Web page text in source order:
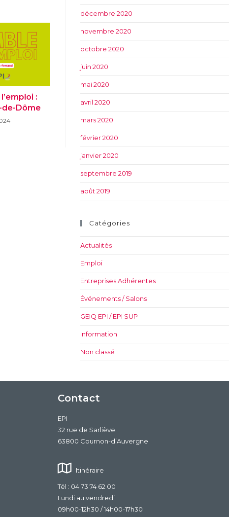
:
de-Dôme
décembre 2020
novembre 2020
octobre 2020
juin 2020
mai 2020
avril 2020
mars 2020
février 2020
janvier 2020
septembre 2019
août 2019
Catégories
Actualités
Emploi
Entreprises Adhérentes
Événements / Salons
GEIQ EPI / EPI SUP
Information
Non classé
Contact
EPI
32 rue de Sarliève
63800 Cournon-d’Auvergne
Itinéraire
Tél : 04 73 74 62 00
Lundi au vendredi
09h00-12h30 / 14h00-17h30